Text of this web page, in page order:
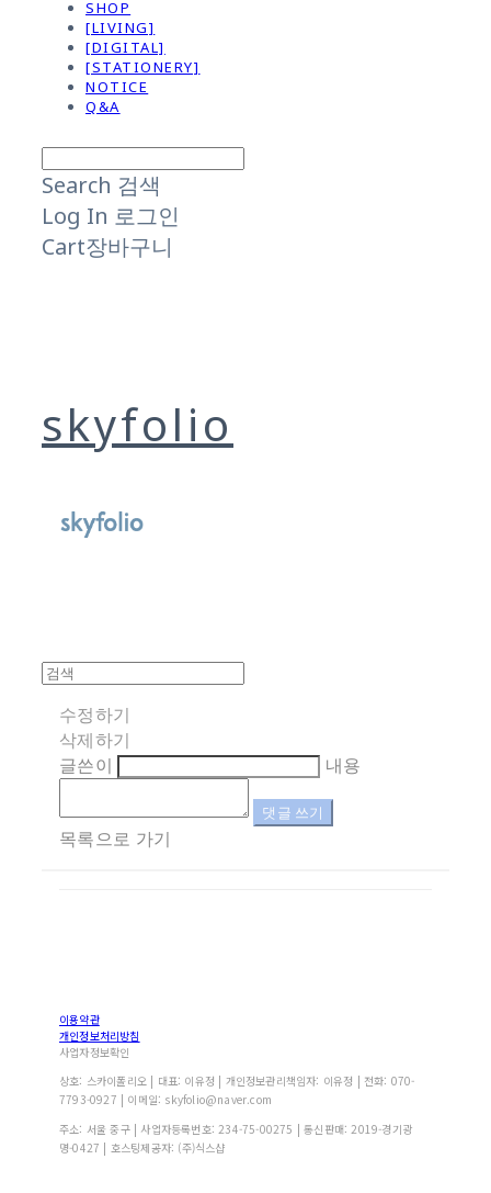
SHOP
[LIVING]
[DIGITAL]
[STATIONERY]
NOTICE
Q&A
Search 검색
Log In 로그인
Cart장바구니
skyfolio
수정하기
삭제하기
글쓴이
내용
댓글 쓰기
목록으로 가기
이용약관
개인정보처리방침
사업자정보확인
상호: 스카이폴리오 | 대표: 이유정 | 개인정보관리책임자: 이유정 | 전화: 070-
7793-0927 | 이메일: skyfolio@naver.com
주소: 서울 중구 | 사업자등록번호: 234-75-00275 | 통신판매: 2019-경기광
명-0427 | 호스팅제공자: (주)식스샵